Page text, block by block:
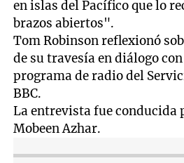
en islas del Pacífico que lo
brazos abiertos".
Tom Robinson reflexionó
de su travesía en diálogo
programa de radio del
BBC.
La entrevista fue conducida
Mobeen Azhar.